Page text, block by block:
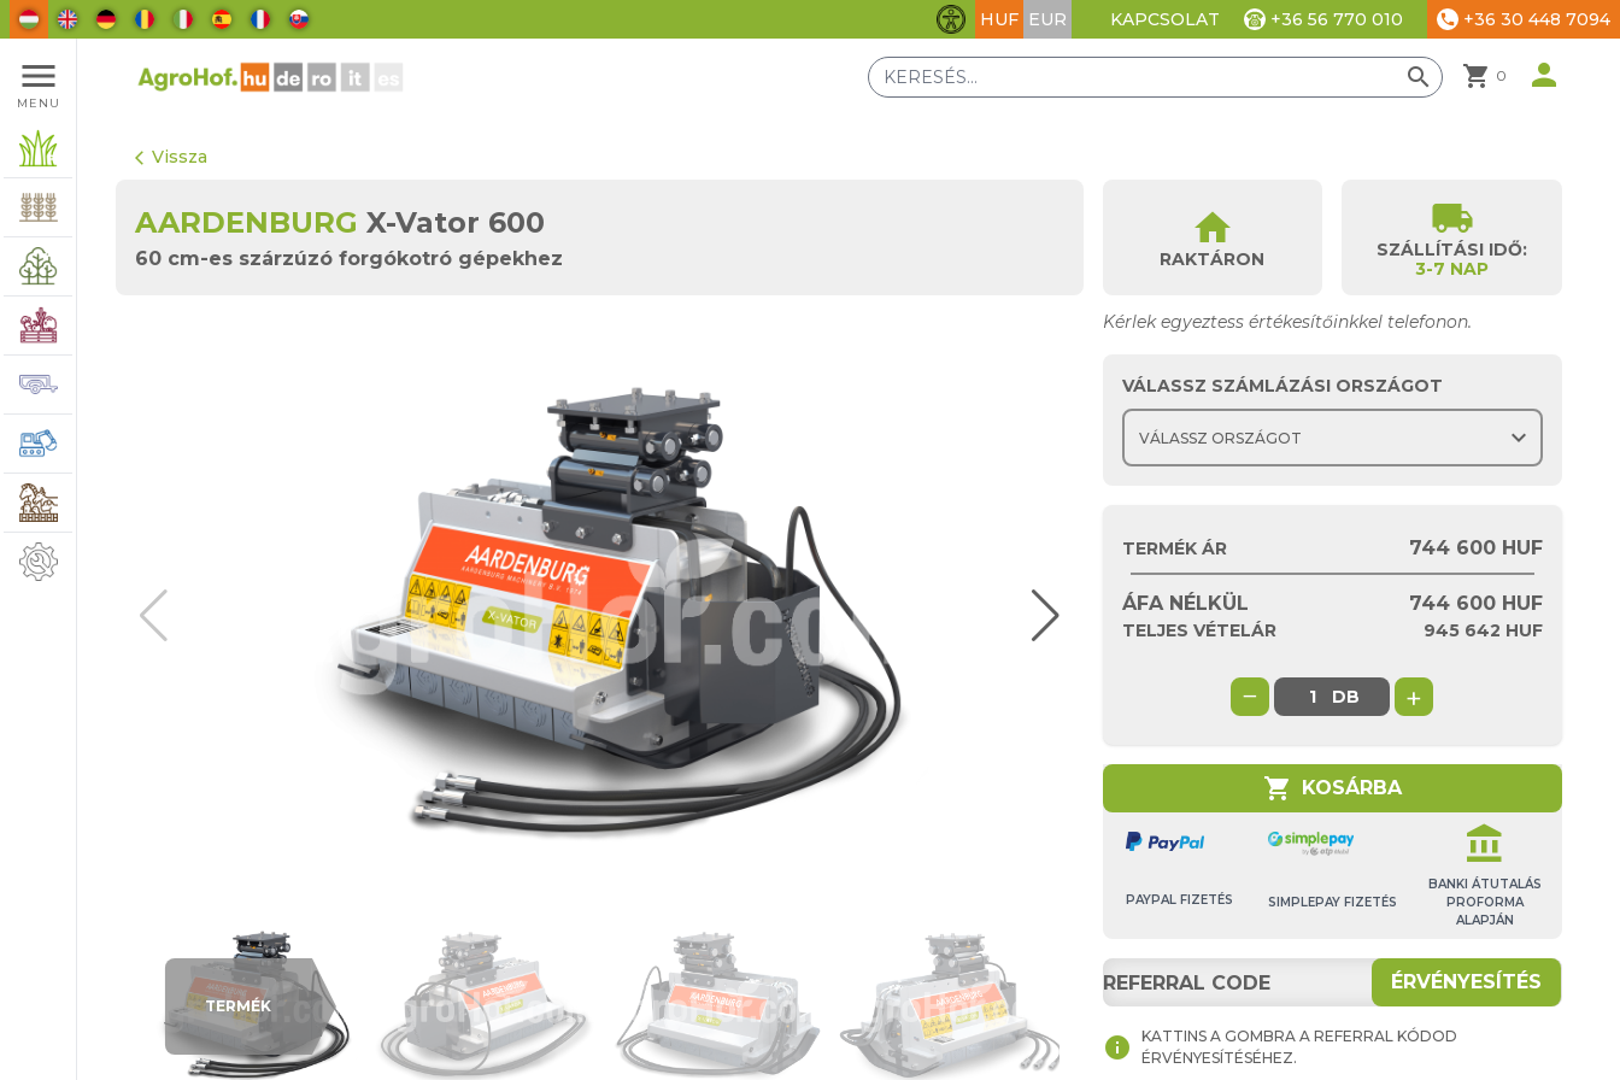
Akadálymentesítési beállítások
HUF EUR KAPCSOLAT +36 56 770 010 phone +36 30 448 7094
menu
MENU
search shopping_cart 0 person
arrow_back_ios Vissza
AARDENBURG X-Vator 600
60 cm-es szárzúzó forgókotró gépekhez
TERMÉK MUNKA KÖZBEN
Kérlek egyeztess értékesítőinkkel telefonon.
home
RAKTÁRON
local_shipping
SZÁLLÍTÁSI IDŐ:
3-7 NAP
VÁLASSZ SZÁMLÁZÁSI ORSZÁGOT
expand_more
TERMÉK ÁR 744 600 HUF
ÁFA NÉLKÜL 744 600 HUF
TELJES VÉTELÁR 945 642 HUF
− DB +
shopping_cart KOSÁRBA
PAYPAL FIZETÉS SIMPLEPAY FIZETÉS
account_balance
BANKI ÁTUTALÁS
PROFORMA
ALAPJÁN
ÉRVÉNYESÍTÉS
info
KATTINS A GOMBRA A REFERRAL KÓDOD
ÉRVÉNYESÍTÉSÉHEZ.